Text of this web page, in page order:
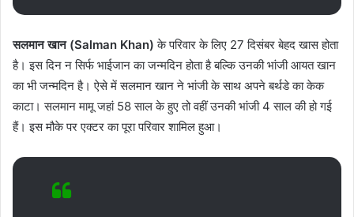
सलमान खान (Salman Khan)के परिवार के लिए 27 दिसंबर बेहद खास होता
है। इस दिन न सिर्फ भाईजान का जन्मदिन होता है बल्कि उनकी भांजी आयत खान
का भी जन्मदिन है। ऐसे में सलमान खान ने भांजी के साथ अपने बर्थडे का केक
काटा। सलमान मामू जहां 58 साल के हुए तो वहीं उनकी भांजी 4 साल की हो गई
हैं। इस मौके पर एक्टर का पूरा परिवार शामिल हुआ।